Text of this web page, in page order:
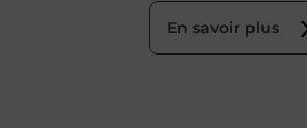
En savoir plus